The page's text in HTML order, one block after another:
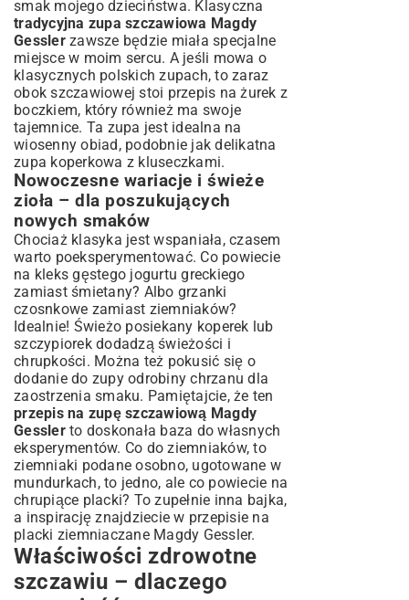
smak mojego dzieciństwa. Klasyczna
tradycyjna zupa szczawiowa Magdy
Gesslerzawsze będzie miała specjalne
miejsce w moim sercu. A jeśli mowa o
klasycznych polskich zupach, to zaraz
obok szczawiowej stoi przepis na żurek z
boczkiem, który również ma swoje
tajemnice. Ta zupa jest idealna na
wiosenny obiad, podobnie jak delikatna
zupa koperkowa z kluseczkami.
Nowoczesne wariacje i świeże
zioła – dla poszukujących
nowych smaków
Chociaż klasyka jest wspaniała, czasem
warto poeksperymentować. Co powiecie
na kleks gęstego jogurtu greckiego
zamiast śmietany? Albo grzanki
czosnkowe zamiast ziemniaków?
Idealnie! Świeżo posiekany koperek lub
szczypiorek dodadzą świeżości i
chrupkości. Można też pokusić się o
dodanie do zupy odrobiny chrzanu dla
zaostrzenia smaku. Pamiętajcie, że ten
przepis na zupę szczawiową Magdy
Gesslerto doskonała baza do własnych
eksperymentów. Co do ziemniaków, to
ziemniaki podane osobno, ugotowane w
mundurkach, to jedno, ale co powiecie na
chrupiące placki? To zupełnie inna bajka,
a inspirację znajdziecie w przepisie na
placki ziemniaczane Magdy Gessler.
Właściwości zdrowotne
szczawiu – dlaczego